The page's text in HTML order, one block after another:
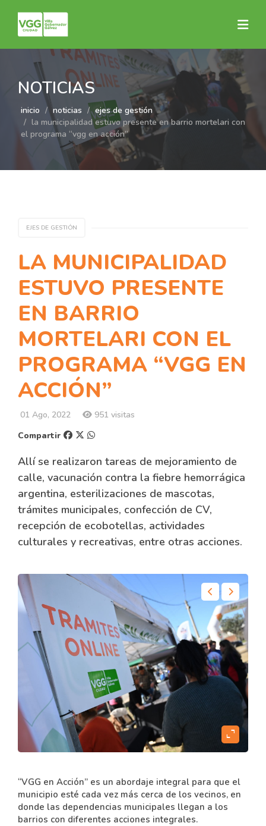
NOTICIAS
inicio noticias
ejes de gestión
la municipalidad estuvo presente en barrio mortelari con
el programa “vgg en acción”
EJES DE GESTIÓN
LA MUNICIPALIDAD
ESTUVO PRESENTE
EN BARRIO
MORTELARI CON EL
PROGRAMA “VGG EN
ACCIÓN”
01 Ago, 2022
951 visitas
Compartir
Allí se realizaron tareas de mejoramiento de
calle, vacunación contra la fiebre hemorrágica
argentina, esterilizaciones de mascotas,
trámites municipales, confección de CV,
recepción de ecobotellas, actividades
culturales y recreativas, entre otras acciones.
expand_content
“VGG en Acción” es un abordaje integral para que el
municipio esté cada vez más cerca de los vecinos, en
donde las dependencias municipales llegan a los
barrios con diferentes acciones integrales.